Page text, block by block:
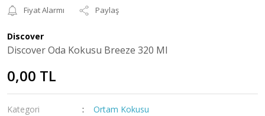
Fiyat Alarmı
Paylaş
Discover
Discover Oda Kokusu Breeze 320 Ml
0,00 TL
Kategori
Ortam Kokusu